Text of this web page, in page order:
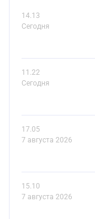
14.13
Сегодня
11.22
Сегодня
17.05
7 августа 2026
15.10
7 августа 2026